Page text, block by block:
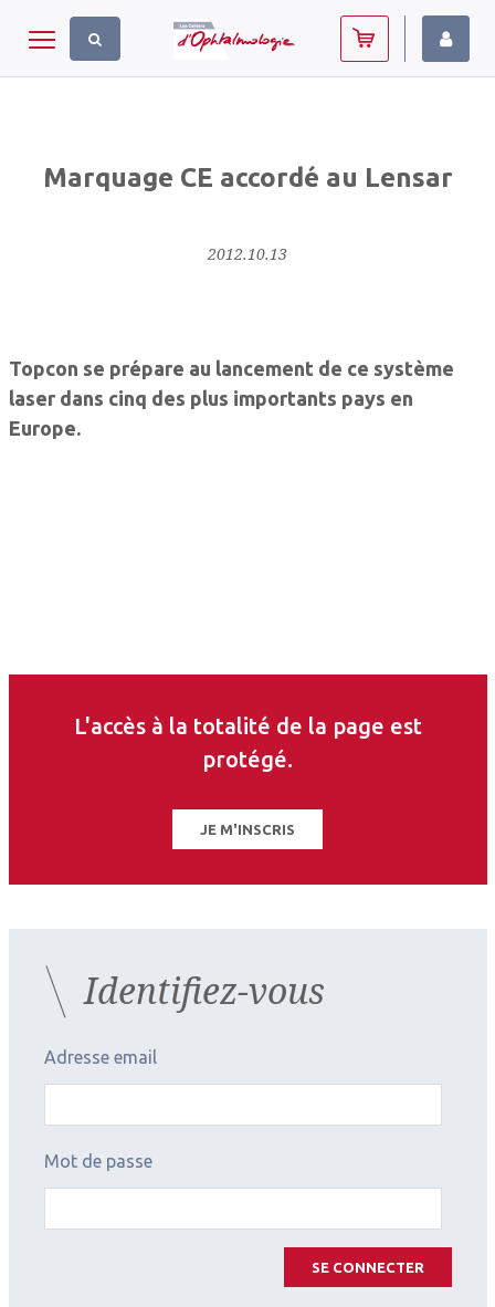
Toggle navigation
Marquage CE accordé au Lensar
2012.10.13
Topcon se prépare au lancement de ce système
laser dans cinq des plus importants pays en
Europe.
L'accès à la totalité de la page est
protégé.
JE M'INSCRIS
Identifiez-vous
Adresse email
Mot de passe
SE CONNECTER
Panneau de gestion des cookies